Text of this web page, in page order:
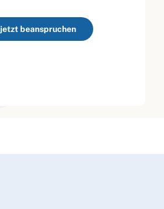
jetzt beanspruchen